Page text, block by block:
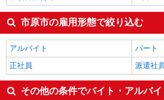
市原市の雇用形態で絞り込む
アルバイト
パート
正社員
派遣社員
その他の条件でバイト・アルバ